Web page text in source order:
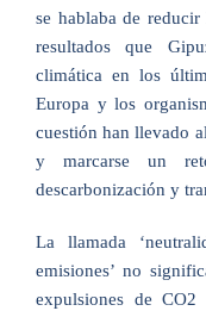
se hablaba de
resultados que
climática en los
Europa y los
cuestión han llevado
y marcarse un
descarbonización y
La llamada
emisiones’ no
expulsiones de